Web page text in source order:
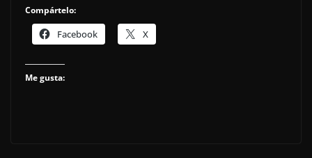
Compártelo:
Facebook X
Me gusta: